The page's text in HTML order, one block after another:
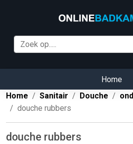
Home
Home
Sanitair Douche
douche rubbers
douche rubbers